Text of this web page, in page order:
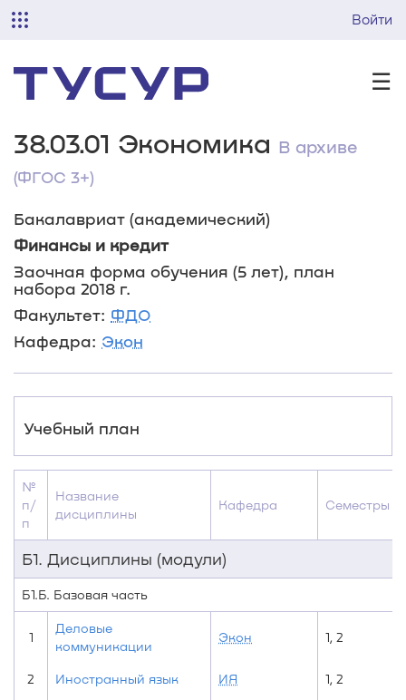
Войти
☰
38.03.01 Экономика В архиве
(ФГОС 3+)
Бакалавриат (академический)
Финансы и кредит
Заочная форма обучения (5 лет), план
набора 2018 г.
Факультет: ФДО
Кафедра: Экон
Учебный план
№
п/
п
Название
дисциплины
Кафедра Семестры
Б1. Дисциплины (модули)
Б1.Б. Базовая часть
1
Деловые
коммуникации
Экон 1, 2
2 Иностранный язык ИЯ 1, 2